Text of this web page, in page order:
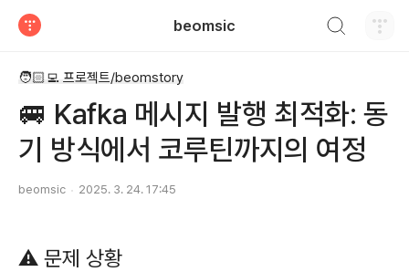
beomsic
🧑🏻‍💻 프로젝트/beomstory
🚐 Kafka 메시지 발행 최적화: 동
기 방식에서 코루틴까지의 여정
beomsic 2025. 3. 24. 17:45
⚠️ 문제 상황